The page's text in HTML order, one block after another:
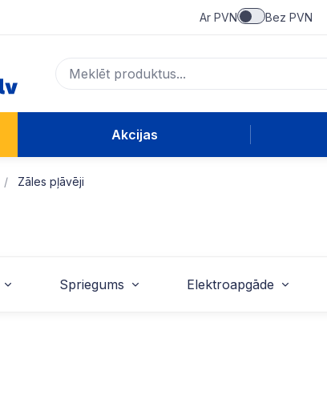
Ar PVN Bez PVN
Akcijas
Zāles pļāvēji
Spriegums Elektroapgāde